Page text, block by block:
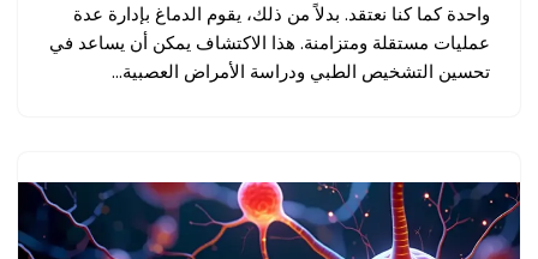
واحدة كما كنا نعتقد. بدلاً من ذلك، يقوم الدماغ بإدارة عدة
عمليات مستقلة ومتزامنة. هذا الاكتشاف يمكن أن يساعد في
تحسين التشخيص الطبي ودراسة الأمراض العصبية…